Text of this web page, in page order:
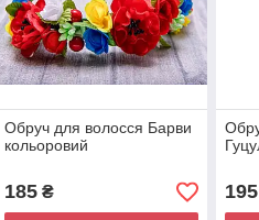
Обруч для волосся Барви
кольоровий
185₴ 195